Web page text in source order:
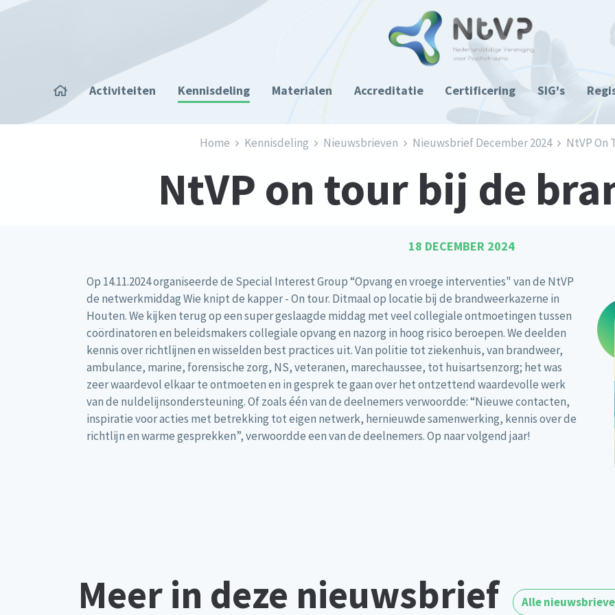
Home Activiteiten Kennisdeling Materialen Accreditatie Certificering SIG's
Kruimelpad
Home Kennisdeling Nieuwsbrieven Nieuwsbrief December 2024 NtVP On
NtVP on tour bij de
18 DECEMBER 2024
Op 14.11.2024 organiseerde de Special Interest Group “Opvang en vroege interventies" van de NtVP
de netwerkmiddag Wie knipt de kapper - On tour. Ditmaal op locatie bij de brandweerkazerne in
Houten. We kijken terug op een super geslaagde middag met veel collegiale ontmoetingen tussen
coördinatoren en beleidsmakers collegiale opvang en nazorg in hoog risico beroepen. We deelden
kennis over richtlijnen en wisselden best practices uit. Van politie tot ziekenhuis, van brandweer,
ambulance, marine, forensische zorg, NS, veteranen, marechaussee, tot huisartsenzorg; het was
zeer waardevol elkaar te ontmoeten en in gesprek te gaan over het ontzettend waardevolle werk
van de nuldelijnsondersteuning. Of zoals één van de deelnemers verwoordde: “Nieuwe contacten,
inspiratie voor acties met betrekking tot eigen netwerk, hernieuwde samenwerking, kennis over de
richtlijn en warme gesprekken”, verwoordde een van de deelnemers. Op naar volgend jaar!
Meer in deze nieuwsbrief Alle